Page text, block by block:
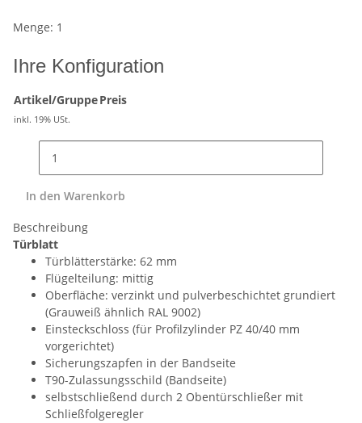
Menge: 1
Ihre Konfiguration
Artikel/GruppePreis
inkl. 19% USt.
In den Warenkorb
Beschreibung
Türblatt
Türblätterstärke: 62 mm
Flügelteilung: mittig
Oberfläche: verzinkt und pulverbeschichtet grundiert
(Grauweiß ähnlich RAL 9002)
Einsteckschloss (für Profilzylinder PZ 40/40 mm
vorgerichtet)
Sicherungszapfen in der Bandseite
T90-Zulassungsschild (Bandseite)
selbstschließend durch 2 Obentürschließer mit
Schließfolgeregler